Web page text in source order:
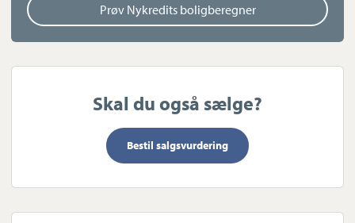
Prøv Nykredits boligberegner
Skal du også sælge?
Bestil salgsvurdering